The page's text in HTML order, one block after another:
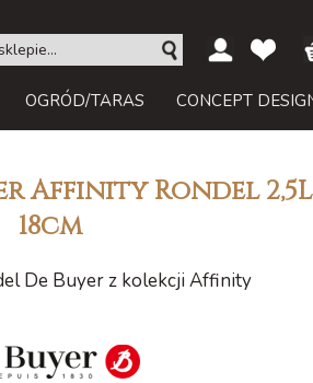
OGRÓD/TARAS CONCEPT
Affinity Rondel 2,5L
18cm
De Buyer z kolekcji Affinity